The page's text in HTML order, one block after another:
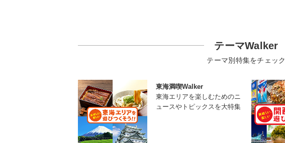
テーマWalker
テーマ別特集をチェック
東海満喫Walker
東海エリアを楽しむためのニ
ュースやトピックスを大特集